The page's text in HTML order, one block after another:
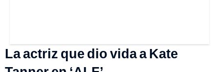
La actriz que dio vida a Kate